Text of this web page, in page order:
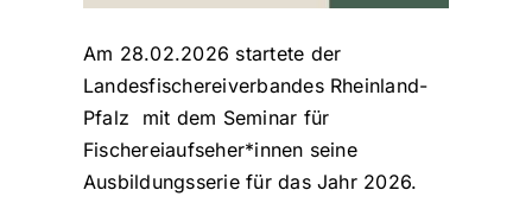
Am 28.02.2026 startete der
Landesfischereiverbandes Rheinland-
Pfalz mit dem Seminar für
Fischereiaufseher*innen seine
Ausbildungsserie für das Jahr 2026.